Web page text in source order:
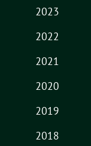
2023
2022
2021
2020
2019
2018